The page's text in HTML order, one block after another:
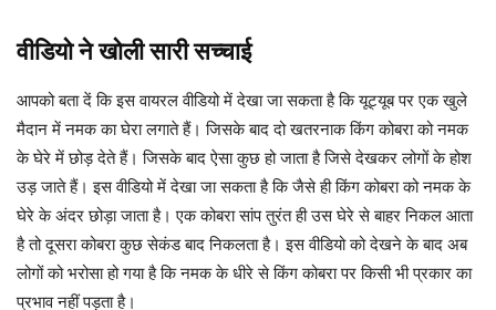
वीडियो ने खोली सारी सच्चाई
आपको बता दें कि इस वायरल वीडियो में देखा जा सकता है कि यूट्यूब पर एक खुले
मैदान में नमक का घेरा लगाते हैं। जिसके बाद दो खतरनाक किंग कोबरा को नमक
के घेरे में छोड़ देते हैं। जिसके बाद ऐसा कुछ हो जाता है जिसे देखकर लोगों के होश
उड़ जाते हैं। इस वीडियो में देखा जा सकता है कि जैसे ही किंग कोबरा को नमक के
घेरे के अंदर छोड़ा जाता है। एक कोबरा सांप तुरंत ही उस घेरे से बाहर निकल आता
है तो दूसरा कोबरा कुछ सेकंड बाद निकलता है। इस वीडियो को देखने के बाद अब
लोगों को भरोसा हो गया है कि नमक के धीरे से किंग कोबरा पर किसी भी प्रकार का
प्रभाव नहीं पड़ता है।